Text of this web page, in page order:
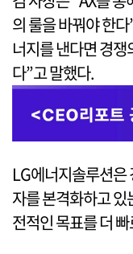
의 룰을 바꿔야 한
너지를 낸다면 경쟁
다”고 말했다.
LG에너지솔루션은
자를 본격화하고 있
전적인 목표를 더